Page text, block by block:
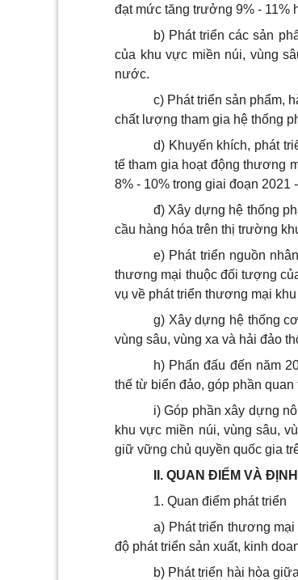
đạt mức tăng trưởng 9% - 11%
b) Phát triển các sản
của khu vực miền núi, vùng
nước.
c) Phát triển sản phẩm,
chất lượng tham gia hệ thống
d) Khuyến khích, phát
tế tham gia hoạt động thương
8% - 10% trong giai đoạn 2021
đ) Xây dựng hệ thống
cầu hàng hóa trên thị trường
e) Phát triển nguồn
thương mại thuộc đối tượng
vụ về phát triển thương mại
g) Xây dựng hệ thống
vùng sâu, vùng xa và hải đảo
h) Phấn đấu đến năm
thế từ biển đảo, góp phần
i) Góp phần xây dựng
khu vực miền núi, vùng sâu,
giữ vững chủ quyền quốc gia
II. QUAN ĐIỂM VÀ
1. Quan điểm phát triển
a) Phát triển thương
độ phát triển sản xuất, kinh
b) Phát triển hài hòa